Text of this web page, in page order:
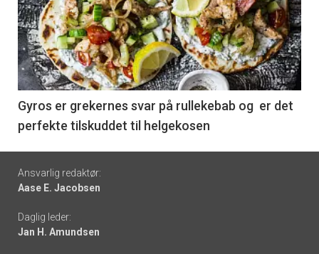
akkurat
nå
-
6
Gyros er grekernes svar på rullekebab og er det
perfekte tilskuddet til helgekosen
Footer
-
links
Ansvarlig redaktør:
Aase E. Jacobsen
Daglig leder:
Jan H. Amundsen